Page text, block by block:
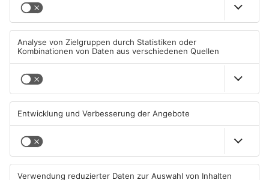
Alzenau